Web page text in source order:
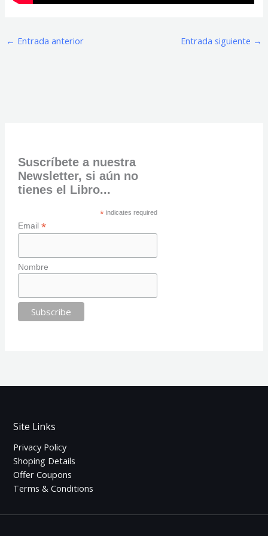
← Entrada anterior Entrada siguiente →
Suscríbete a nuestra
Newsletter, si aún no
tienes el Libro...
*indicates required
Email *
Nombre
Site Links
Privacy Policy
Shoping Details
Offer Coupons
Terms & Conditions